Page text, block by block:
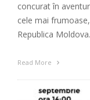
concurat în
cele mai
Republica
Read More